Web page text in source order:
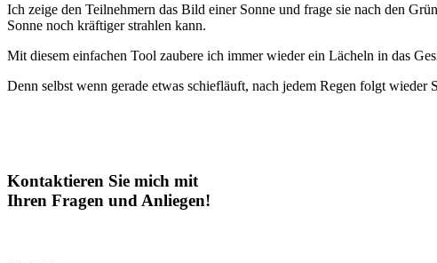
Ich zeige den Teilnehmern das Bild einer Sonne und frage sie nach den
Sonne noch kräftiger strahlen kann.
Mit diesem einfachen Tool zaubere ich immer wieder ein Lächeln in das
Denn selbst wenn gerade etwas schiefläuft, nach jedem Regen folgt wieder
Kontaktieren Sie mich mit
Ihren Fragen und Anliegen!